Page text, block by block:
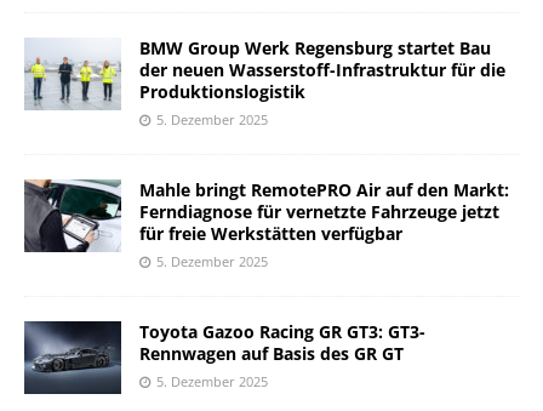
BMW Group Werk Regensburg startet Bau
der neuen Wasserstoff-Infrastruktur für die
Produktionslogistik
5. Dezember 2025
Mahle bringt RemotePRO Air auf den Markt:
Ferndiagnose für vernetzte Fahrzeuge jetzt
für freie Werkstätten verfügbar
5. Dezember 2025
Toyota Gazoo Racing GR GT3: GT3-
Rennwagen auf Basis des GR GT
5. Dezember 2025